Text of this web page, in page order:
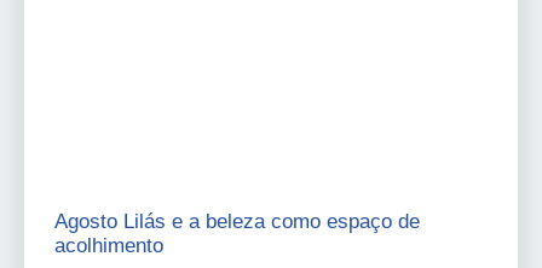
Agosto Lilás e a beleza como espaço de
acolhimento